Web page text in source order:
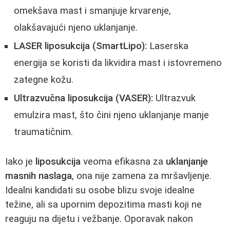
omekšava mast i smanjuje krvarenje,
olakšavajući njeno uklanjanje.
LASER liposukcija (SmartLipo): Laserska
energija se koristi da likvidira mast i istovremeno
zategne kožu.
Ultrazvučna liposukcija (VASER): Ultrazvuk
emulzira mast, što čini njeno uklanjanje manje
traumatičnim.
Iako je liposukcija veoma efikasna za uklanjanje
masnih naslaga, ona nije zamena za mršavljenje.
Idealni kandidati su osobe blizu svoje idealne
težine, ali sa upornim depozitima masti koji ne
reaguju na dijetu i vežbanje. Oporavak nakon